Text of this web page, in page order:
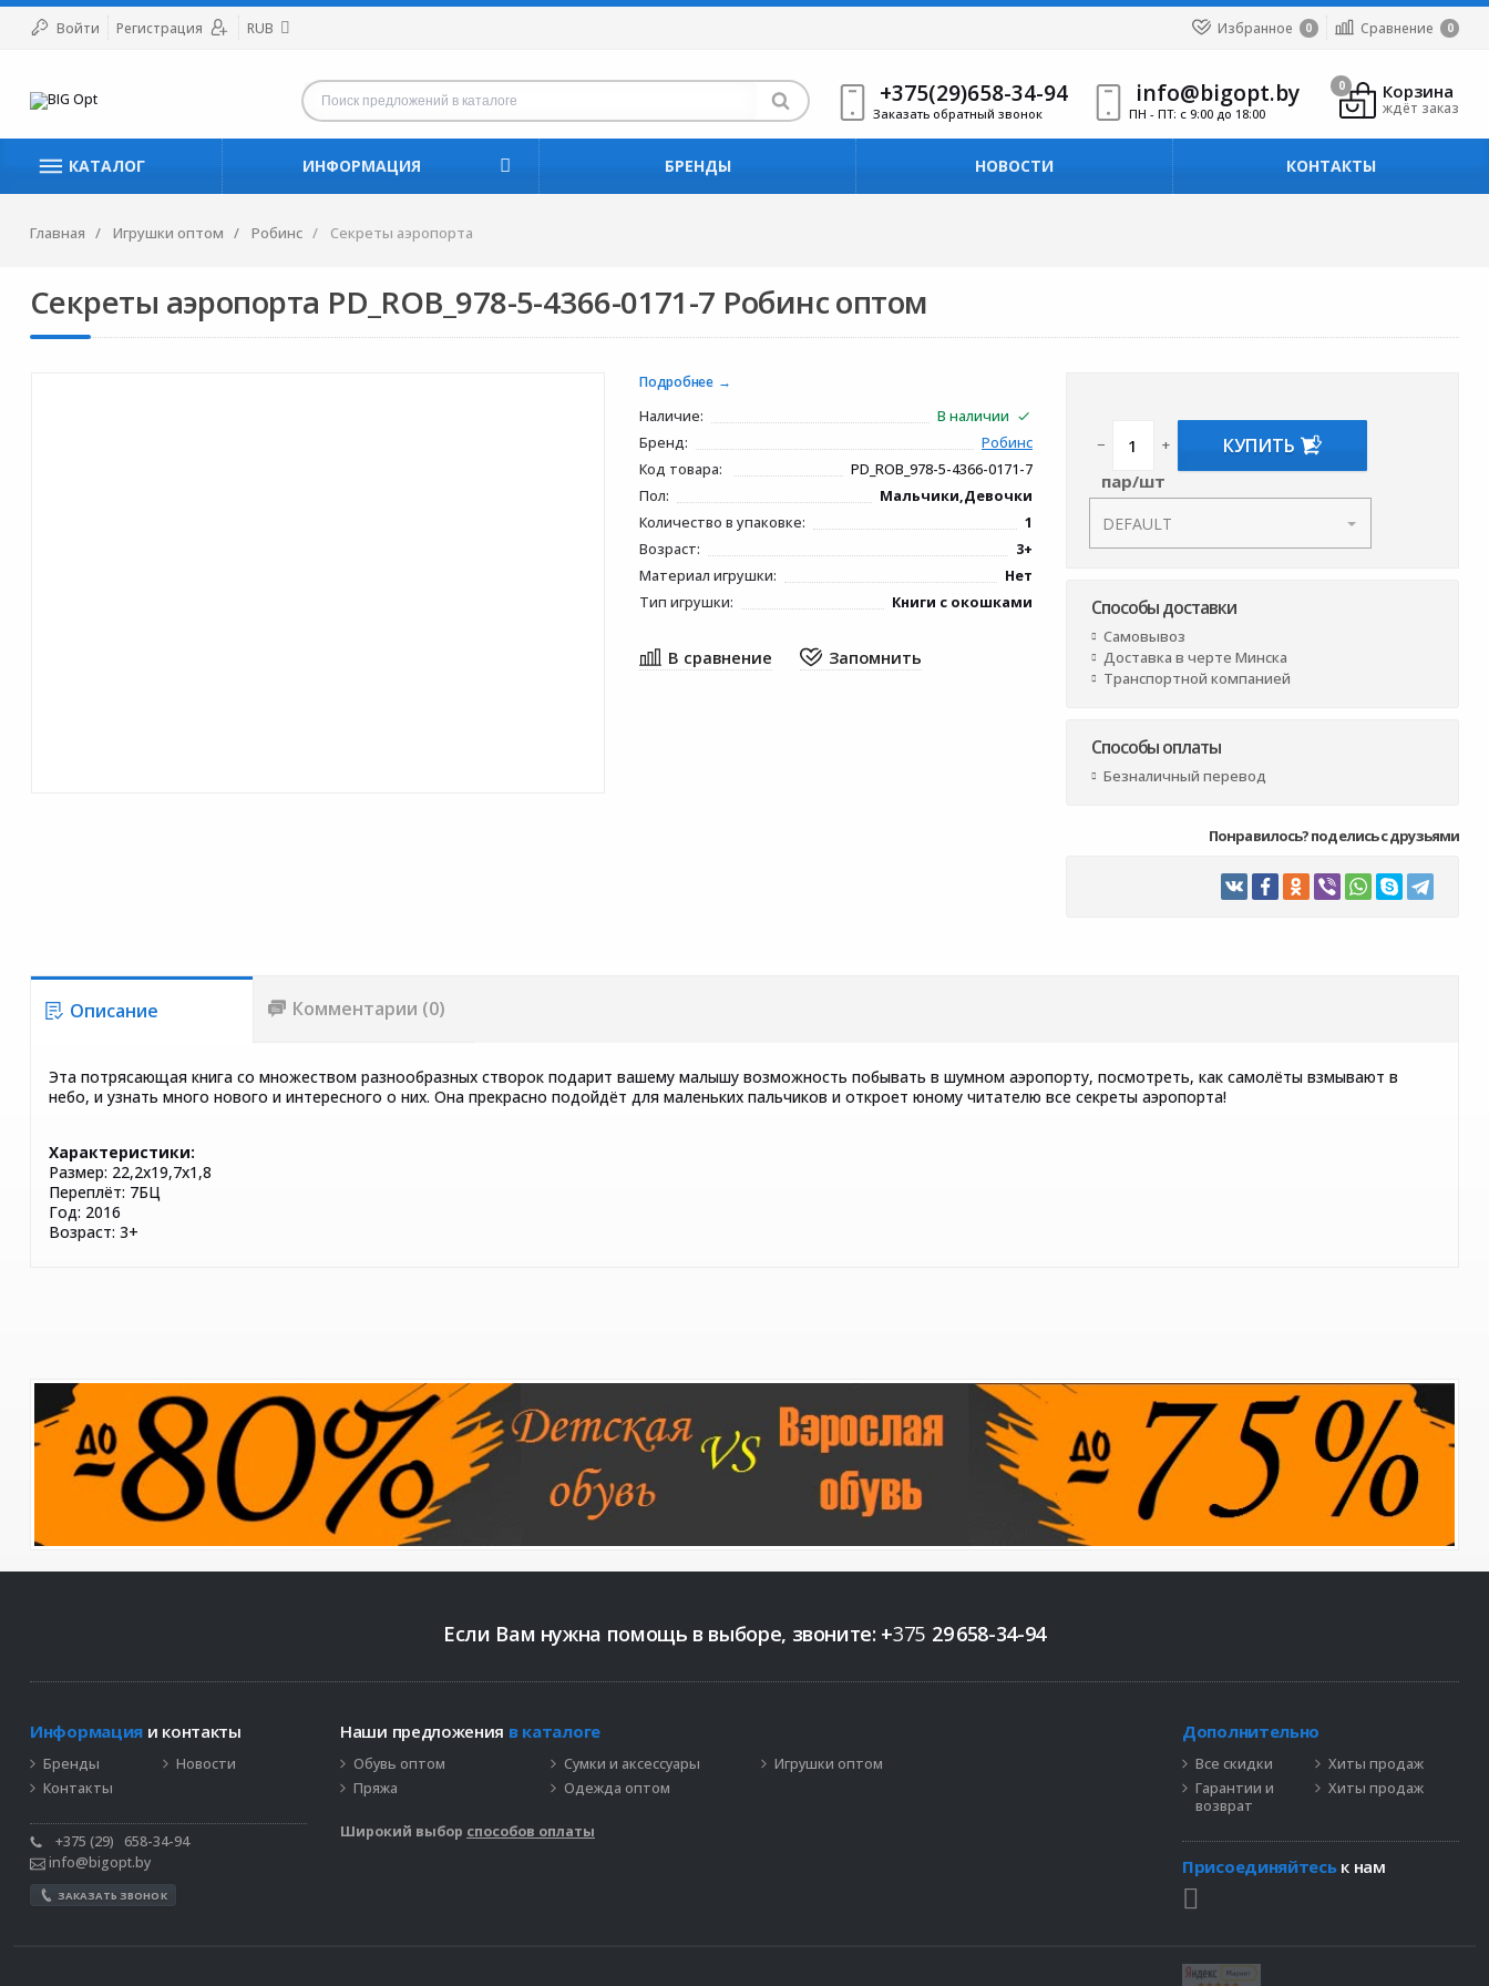
Войти Регистрация RUB Избранное 0 Сравнение 0
+375(29)658-34-94
Заказать обратный звонок
info@bigopt.by
ПН - ПТ: с 9:00 до 18:00
Корзина
ждёт заказ
0
КАТАЛОГ ИНФОРМАЦИЯ БРЕНДЫ НОВОСТИ КОНТАКТЫ
Главная Игрушки оптом Робинс Секреты аэропорта
Секреты аэропорта PD_ROB_978-5-4366-0171-7 Робинс оптом
Подробнее
Наличие:
В наличии
Бренд:
Робинс
Код товара:
PD_ROB_978-5-4366-0171-7
Пол:
Мальчики,Девочки
Количество в упаковке:
1
Возраст:
3+
Материал игрушки:
Нет
Тип игрушки:
Книги с окошками
− +
пар/шт
КУПИТЬ
Способы доставки
Самовывоз
Доставка в черте Минска
Транспортной компанией
Способы оплаты
Безналичный перевод
Понравилось? поделись с друзьями
Описание Комментарии (0)
Эта потрясающая книга со множеством разнообразных створок подарит вашему малышу возможность побывать в шумном аэропорту, посмотреть, как самолёты взмывают в
небо, и узнать много нового и интересного о них. Она прекрасно подойдёт для маленьких пальчиков и откроет юному читателю все секреты аэропорта!
Характеристики:
Размер: 22,2х19,7х1,8
Переплёт: 7БЦ
Год: 2016
Возраст: 3+
Если Вам нужна помощь в выборе, звоните: +375 29658-34-94
Информация и контакты
Бренды
Новости
Контакты
+375 (29)
658-34-94
info@bigopt.by
ЗАКАЗАТЬ ЗВОНОК
Наши предложения в каталоге
Обувь оптом Сумки и аксессуары
Игрушки оптом
Пряжа
Одежда оптом
Широкий выбор способов оплаты
Дополнительно
Все скидки
Хиты продаж
Гарантии и
возврат
Хиты продаж
Присоединяйтеськ нам